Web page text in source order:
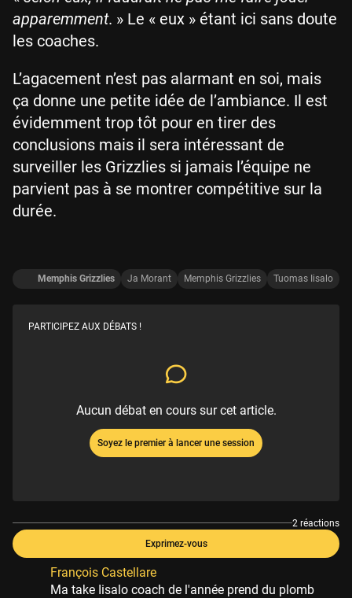
apparemment. » Le « eux » étant ici sans doute
les coaches.
L’agacement n’est pas alarmant en soi, mais
ça donne une petite idée de l’ambiance. Il est
évidemment trop tôt pour en tirer des
conclusions mais il sera intéressant de
surveiller les Grizzlies si jamais l’équipe ne
parvient pas à se montrer compétitive sur la
durée.
Memphis Grizzlies Ja Morant Memphis Grizzlies Tuomas Iisalo
PARTICIPEZ AUX DÉBATS !
Aucun débat en cours sur cet article.
Soyez le premier à lancer une session
2 réactions
Exprimez-vous
François Castellare
Ma take Iisalo coach de l'année prend du plomb